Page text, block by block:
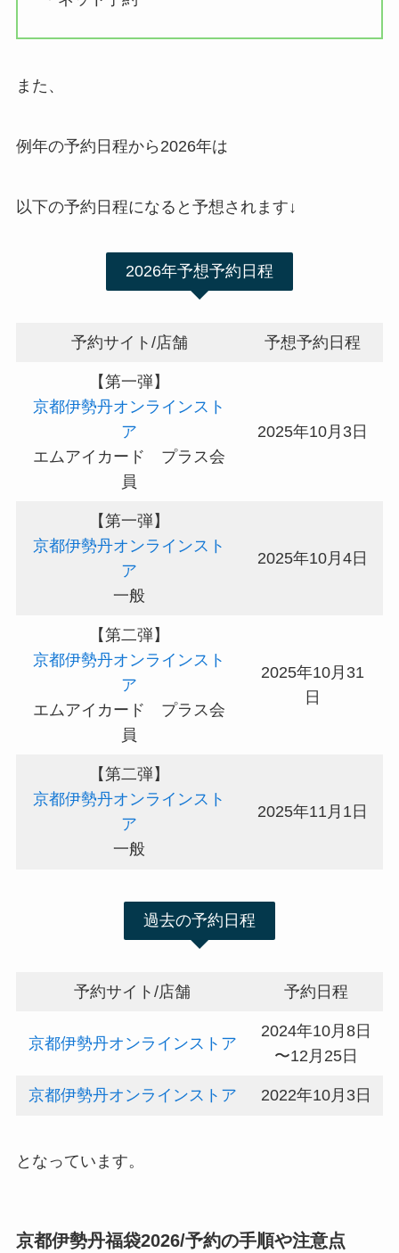
また、
例年の予約日程から2026年は
以下の予約日程になると予想されます↓
2026年予想予約日程
予約サイト/店舗 予想予約日程
【第一弾】
京都伊勢丹オンラインスト
ア
エムアイカード プラス会
員
2025年10月3日
【第一弾】
京都伊勢丹オンラインスト
ア
一般
2025年10月4日
【第二弾】
京都伊勢丹オンラインスト
ア
エムアイカード プラス会
員
2025年10月31
日
【第二弾】
京都伊勢丹オンラインスト
ア
一般
2025年11月1日
過去の予約日程
予約サイト/店舗 予約日程
京都伊勢丹オンラインストア
2024年10月8日
〜12月25日
京都伊勢丹オンラインストア 2022年10月3日
となっています。
京都伊勢丹福袋2026/予約の手順や注意点